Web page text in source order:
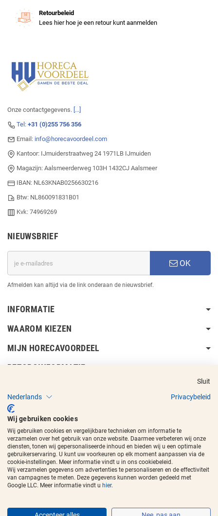
Retourbeleid
Lees hier hoe je een retour kunt aanmelden
Onze contactgegevens. [...]
Tel: +31 (0)255 756 356
Email: info@horecavoordeel.com
Kantoor: IJmuiderstraatweg 24 1971LB IJmuiden
Magazijn: Aalsmeerderweg 103H 1432CJ Aalsmeer
IBAN: NL63KNAB0256630216
Btw: NL860091831B01
Kvk: 74969269
NIEUWSBRIEF
OK
Afmelden kan altijd via de link onderaan de nieuwsbrief.
INFORMATIE
WAAROM KIEZEN
MIJN HORECAVOORDEEL
BEZORGINFORMATIE
Copyright © 2017 - 2026 Horecavoordeelen de beeldmerken zijn
geregistreerde handelsmerken.
Sluit
Nederlands
Privacybeleid
Wij gebruiken cookies
Wij gebruiken cookies en vergelijkbare technieken om informatie te
verzamelen over het gebruik van onze website. Daarmee verbeteren wij onze
diensten, tonen wij gepersonaliseerde inhoud en bieden wij u een optimale
gebruikerservaring. U kunt uw voorkeuren op elk moment aanpassen via de
cookie-instellingen. Meer informatie vindt u in ons cookiebeleid.
Wij verzamelen gegevens om advertenties te personaliseren en de effectiviteit
van campagnes te meten. Deze gegevens kunnen worden gedeeld met
Google LLC. Meer informatie vindt u hier.